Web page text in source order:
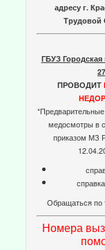
адресу г.
Трудовой
ГБУЗ
27
ПРОВОДИТ
медосмотры в
приказом МЗ
Обращаться по
Номера